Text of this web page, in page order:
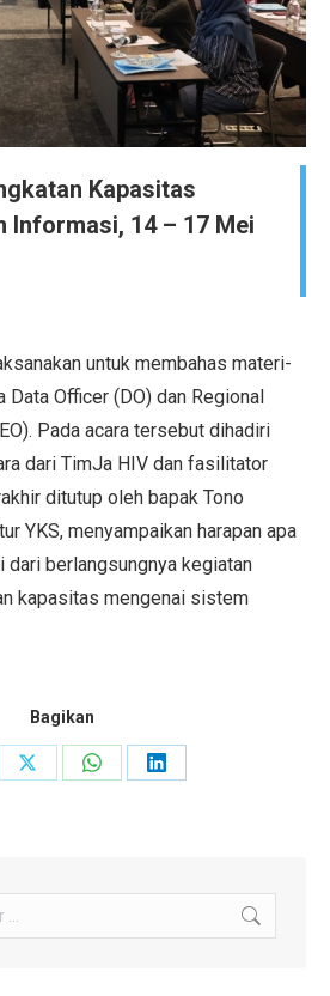
Kapasitas
Informasi, 14 – 17 Mei
untuk membahas materi-
Officer (DO) dan Regional
Pada acara tersebut dihadiri
dari TimJa HIV dan fasilitator
ditutup oleh bapak Tono
YKS, menyampaikan harapan apa
dari berlangsungnya kegiatan
kapasitas mengenai sistem
Bagikan
Share
Share
Share